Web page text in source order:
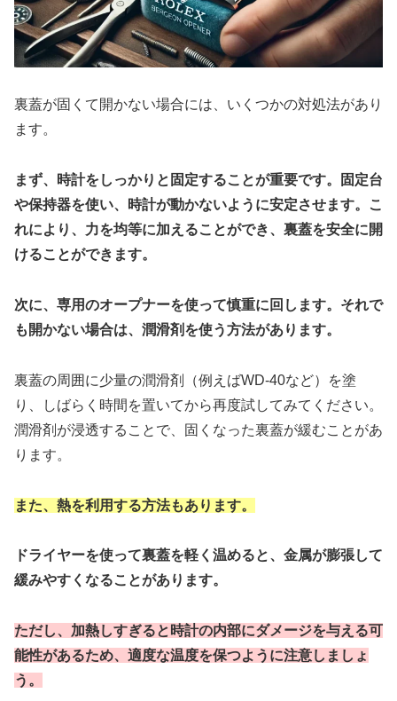
裏蓋が固くて開かない場合には、いくつかの対処法があり
ます。
まず、時計をしっかりと固定することが重要です。固定台
や保持器を使い、時計が動かないように安定させます。こ
れにより、力を均等に加えることができ、裏蓋を安全に開
けることができます。
次に、専用のオープナーを使って慎重に回します。それで
も開かない場合は、潤滑剤を使う方法があります。
裏蓋の周囲に少量の潤滑剤（例えばWD-40など）を塗
り、しばらく時間を置いてから再度試してみてください。
潤滑剤が浸透することで、固くなった裏蓋が緩むことがあ
ります。
また、熱を利用する方法もあります。
ドライヤーを使って裏蓋を軽く温めると、金属が膨張して
緩みやすくなることがあります。
ただし、加熱しすぎると時計の内部にダメージを与える可
能性があるため、適度な温度を保つように注意しましょ
う。